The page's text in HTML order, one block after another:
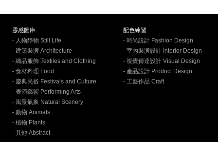
靈感圖庫
- 人物靜物 Still Life
- 建築裝潢 Architecture
- 織品服飾 Textiles and Clothing
- 食材料理 Food
- 慶典民俗 Festivals and Culture
- 表演藝術 Performing Arts
- 風景氣象 Natural Scenery
- 動物 Animals
- 植物 Plants
- 其他 Abstract
配色練習
- 時尚設計 Fashion Design
- 室內裝潢設計 Interior Design
- 視覺傳達設計 Visual Design
- 產品設計 Product Design
- 工藝作品 Craft